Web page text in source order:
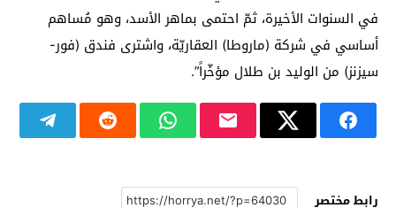
في السنوات الأخيرة، ثمّ احتمى بماهر الأسد، وهو مُساهم
أساسي في شركة (ماروطا) العقاريّة، واشترى فندق (فور-
سيزنز) من الوليد بن طلال مؤخّراً”.
رابط مختصر